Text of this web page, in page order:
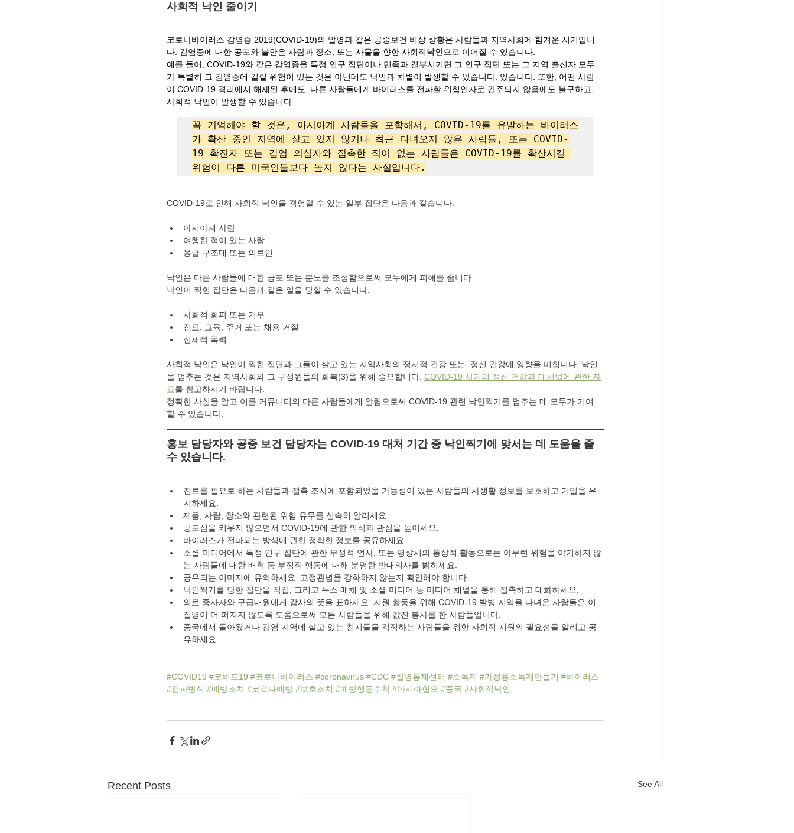
사회적 낙인 줄이기
코로나바이러스 감염증 2019(COVID-19)의 발병과 같은 공중보건 비상 상황은 사람들과 지역사회에 힘겨운 시기입니
다. 감염증에 대한 공포와 불안은 사람과 장소, 또는 사물을 향한 사회적낙인으로 이어질 수 있습니다.
예를 들어, COVID-19와 같은 감염증을 특정 인구 집단이나 민족과 결부시키면 그 인구 집단 또는 그 지역 출신자 모두
가 특별히 그 감염증에 걸릴 위험이 있는 것은 아닌데도 낙인과 차별이 발생할 수 있습니다. 있습니다. 또한, 어떤 사람
이 COVID-19 격리에서 해제된 후에도, 다른 사람들에게 바이러스를 전파할 위험인자로 간주되지 않음에도 불구하고,
사회적 낙인이 발생할 수 있습니다.
꼭 기억해야 할 것은, 아시아계 사람들을 포함해서, COVID-19를 유발하는 바이러스
가 확산 중인 지역에 살고 있지 않거나 최근 다녀오지 않은 사람들, 또는 COVID-
19 확진자 또는 감염 의심자와 접촉한 적이 없는 사람들은 COVID-19를 확산시킬
위험이 다른 미국인들보다 높지 않다는 사실입니다.
COVID-19로 인해 사회적 낙인을 경험할 수 있는 일부 집단은 다음과 같습니다.
아시아계 사람
여행한 적이 있는 사람
응급 구조대 또는 의료인
낙인은 다른 사람들에 대한 공포 또는 분노를 조성함으로써 모두에게 피해를 줍니다.
낙인이 찍힌 집단은 다음과 같은 일을 당할 수 있습니다.
사회적 회피 또는 거부
진료, 교육, 주거 또는 채용 거절
신체적 폭력
사회적 낙인은 낙인이 찍힌 집단과 그들이 살고 있는 지역사회의 정서적 건강 또는  정신 건강에 영향을 미칩니다. 낙인
을 멈추는 것은 지역사회와 그 구성원들의 회복(3)을 위해 중요합니다. COVID-19 시기의 정신 건강과 대처법에 관한 자
료를 참고하시기 바랍니다.
정확한 사실을 알고 이를 커뮤니티의 다른 사람들에게 알림으로써 COVID-19 관련 낙인찍기를 멈추는 데 모두가 기여
할 수 있습니다.
홍보 담당자와 공중 보건 담당자는 COVID-19 대처 기간 중 낙인찍기에 맞서는 데 도움을 줄
수 있습니다.
진료를 필요로 하는 사람들과 접촉 조사에 포함되었을 가능성이 있는 사람들의 사생활 정보를 보호하고 기밀을 유
지하세요.
제품, 사람, 장소와 관련된 위험 유무를 신속히 알리세요.
공포심을 키우지 않으면서 COVID-19에 관한 의식과 관심을 높이세요.
바이러스가 전파되는 방식에 관한 정확한 정보를 공유하세요.
소셜 미디어에서 특정 인구 집단에 관한 부정적 언사, 또는 평상시의 통상적 활동으로는 아무런 위험을 야기하지 않
는 사람들에 대한 배척 등 부정적 행동에 대해 분명한 반대의사를 밝히세요.
공유되는 이미지에 유의하세요. 고정관념을 강화하지 않는지 확인해야 합니다.
낙인찍기를 당한 집단을 직접, 그리고 뉴스 매체 및 소셜 미디어 등 미디어 채널을 통해 접촉하고 대화하세요.
의료 종사자와 구급대원에게 감사의 뜻을 표하세요. 지원 활동을 위해 COVID-19 발병 지역을 다녀온 사람들은 이
질병이 더 퍼지지 않도록 도움으로써 모든 사람들을 위해 값진 봉사를 한 사람들입니다.
중국에서 돌아왔거나 감염 지역에 살고 있는 친지들을 걱정하는 사람들을 위한 사회적 지원의 필요성을 알리고 공
유하세요.
#COVID19 #코비드19 #코로나바이러스 #coronavirus #CDC #질병통제센터 #소독제 #가정용소독제만들기 #바이러스
#전파방식 #예방조치 #코로나예방 #보호조치 #예방행동수칙 #아시아협오 #중국 #사회적낙인
Recent Posts See All